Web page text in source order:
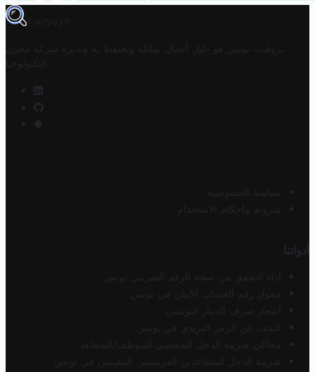
TROVIT
تروفيت تونس هو دليل أعمال تملكه وتحتفظ به وتديره
شركة مخزن
التكنولوجيا
سياسة الخصوصية
شروط وأحكام الاستخدام
أدواتنا
أداة التحقق من صحة الرقم الضريبي تونس
محول رقم الحساب الآيبان في تونس
أسعار صرف الدينار التونسي
البحث عن الرمز البريدي في تونس
محاكي ضريبة الدخل الشخصي للموظف/المتقاعد
ضريبة الدخل للمتقاعدين الفرنسيين المقيمين في تونس